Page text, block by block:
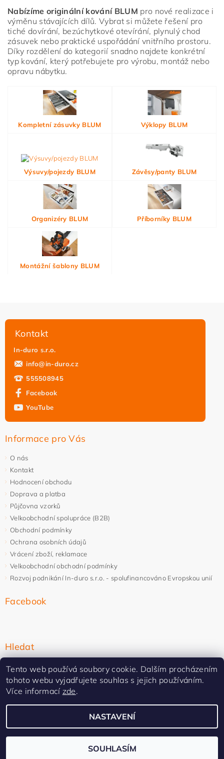
Vložením hodnocení souhlasíte s
osobních údajů
Nabízíme originální kování BLUM pro nové realizace i
výměnu stávajících dílů. Vybrat si můžete řešení pro
tiché dovírání, bezúchytkové otevírání, plynulý chod
zásuvek nebo praktické uspořádání vnitřního prostoru.
Díky rozdělení do kategorií snadno najdete konkrétní
typ kování, který potřebujete pro výrobu, montáž nebo
opravu nábytku.
Kompletní zásuvky BLUM Výklopy BLUM
Výsuvy/pojezdy BLUM Závěsy/panty BLUM
Organizéry BLUM Příborníky BLUM
Montážní šablony BLUM
Kontakt
In-duro s.r.o.
info@in-duro.cz
555508945
Facebook
YouTube
Informace pro Vás
O nás
Kontakt
Hodnocení obchodu
Doprava a platba
Půjčovna vzorků
Velkoobchodní spolupráce (B2B)
Obchodní podmínky
Ochrana osobních údajů
Vrácení zboží, reklamace
Velkoobchodní obchodní podmínky
Rozvoj podnikání In-duro s.r.o. - spolufinancováno Evropskou unií
Facebook
Hledat
2026 ©In-duro, všechna práva vyhrazenaUpravit nastavení cookies
Vytvořil Shoptet Premium
Tento web používá soubory cookie. Dalším procházením
tohoto webu vyjadřujete souhlas s jejich používáním.
Více informací zde.
NASTAVENÍ
SOUHLASÍM